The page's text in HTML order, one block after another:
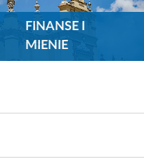
FINANSE I
MIENIE